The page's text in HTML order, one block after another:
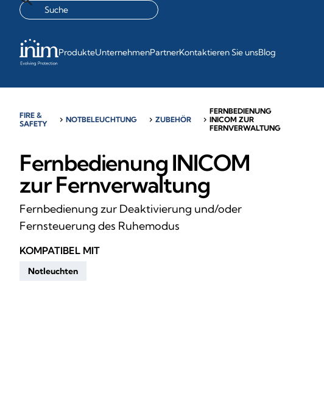
ProdukteUnternehmenPartnerKontaktieren Sie unsBlog
FIRE &
SAFETY
chevron_right NOTBELEUCHTUNG chevron_right ZUBEHÖR chevron_right
FERNBEDIENUNG
INICOM ZUR
FERNVERWALTUNG
Fernbedienung INICOM
zur Fernverwaltung
Fernbedienung zur Deaktivierung und/oder
Fernsteuerung des Ruhemodus
KOMPATIBEL MIT
Notleuchten